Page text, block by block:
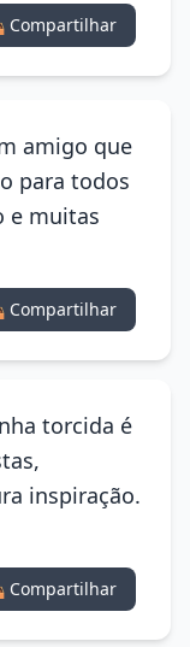
Compartilhar
amigo que
para todos
e muitas
Compartilhar
torcida é
inspiração.
Compartilhar